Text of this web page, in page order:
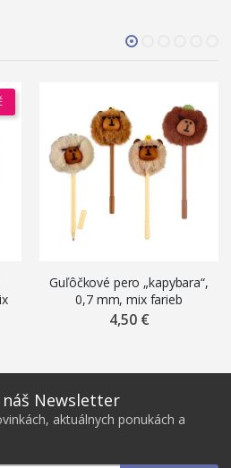
Guľôčkové pero „kapybara“,
0,7 mm, mix farieb
4,50 €
Newsletter
aktuálnych ponukách a